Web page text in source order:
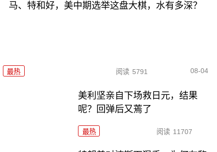
马、特和好，美中期选举这盘大棋，水有多深？
最热 阅读 5791 08-04
美利坚亲自下场救日元，结果
呢？回弹后又蔫了
最热 阅读 11707